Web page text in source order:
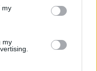
my
my
slogu, gledana od
bojevniku in
na porušenem
informacij in višje